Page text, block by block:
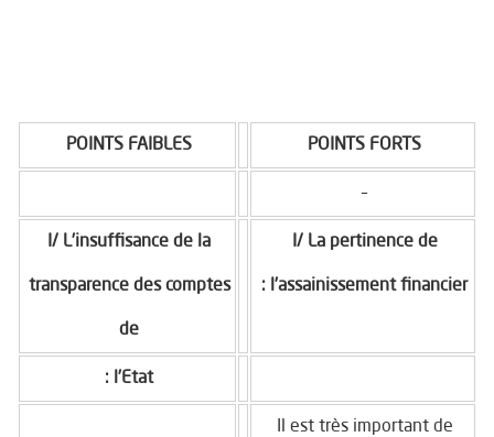
POINTS FORTS
POINTS FAIBLES
–
I/ La pertinence de
l’assainissement financier :
I/ L’insuffisance de la
transparence des comptes
de
l’Etat :
Il est très important de